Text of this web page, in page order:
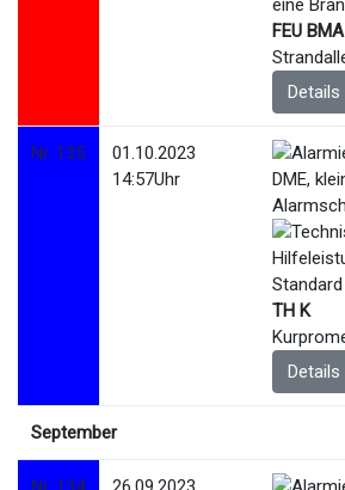
FEU BMA
Details
Nr. 135
01.10.2023
14:57Uhr
TH K
Details
September